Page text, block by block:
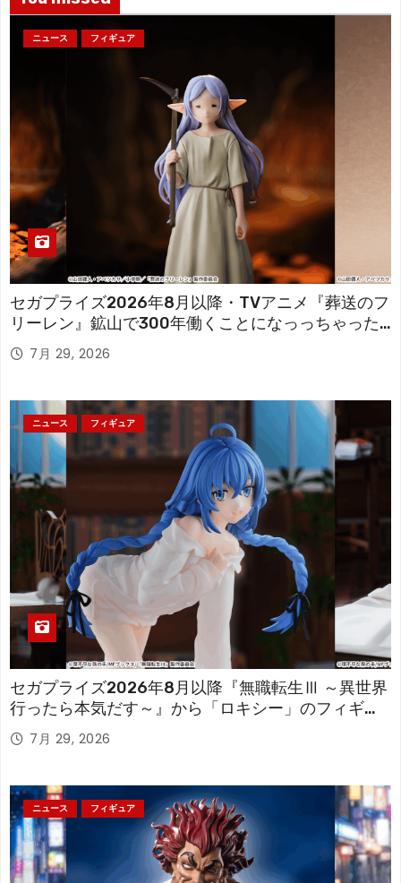
ニュース フィギュア
セガプライズ2026年8月以降・TVアニメ『葬送のフ
リーレン』鉱山で300年働くことになっっちゃった
「フリーレン」を立体化！
7月 29, 2026
ニュース フィギュア
セガプライズ2026年8月以降『無職転生Ⅲ ～異世界
行ったら本気だす～』から「ロキシー」のフィギュ
アが登場！
7月 29, 2026
ニュース フィギュア